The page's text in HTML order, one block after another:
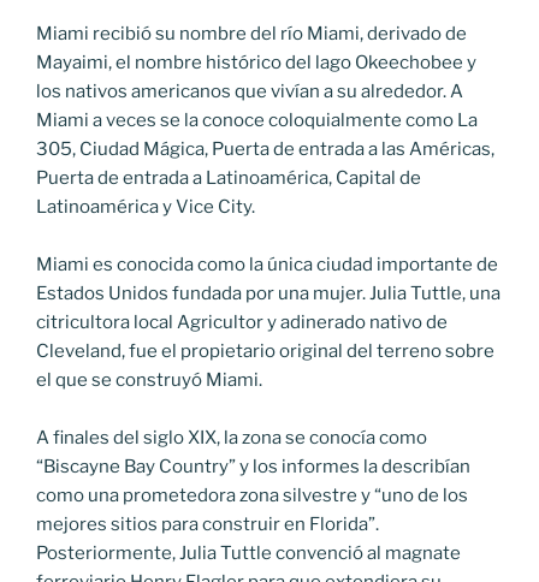
Miami recibió su nombre del río Miami, derivado de
Mayaimi, el nombre histórico del lago Okeechobee y
los nativos americanos que vivían a su alrededor. A
Miami a veces se la conoce coloquialmente como La
305, Ciudad Mágica, Puerta de entrada a las Américas,
Puerta de entrada a Latinoamérica, Capital de
Latinoamérica y Vice City.
Miami es conocida como la única ciudad importante de
Estados Unidos fundada por una mujer. Julia Tuttle, una
citricultora local Agricultor y adinerado nativo de
Cleveland, fue el propietario original del terreno sobre
el que se construyó Miami.
A finales del siglo XIX, la zona se conocía como
“Biscayne Bay Country” y los informes la describían
como una prometedora zona silvestre y “uno de los
mejores sitios para construir en Florida”.
Posteriormente, Julia Tuttle convenció al magnate